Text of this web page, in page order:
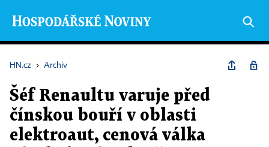
HN.cz › Archiv
Šéf Renaultu varuje před
čínskou bouří v oblasti
elektroaut, cenová válka